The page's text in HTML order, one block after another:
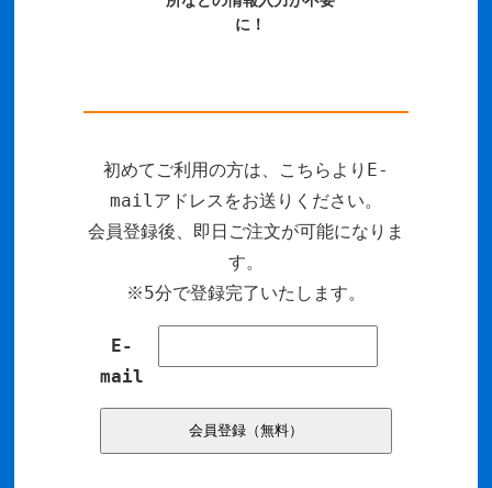
に！
初めてご利用の方は、こちらよりE-
mailアドレスをお送りください。
会員登録後、即日ご注文が可能になりま
す。
※5分で登録完了いたします。
E-
mail